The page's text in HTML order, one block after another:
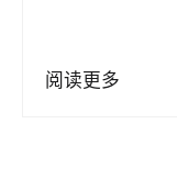
阅读更多